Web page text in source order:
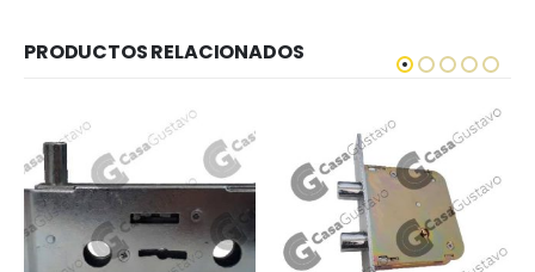
PRODUCTOS RELACIONADOS